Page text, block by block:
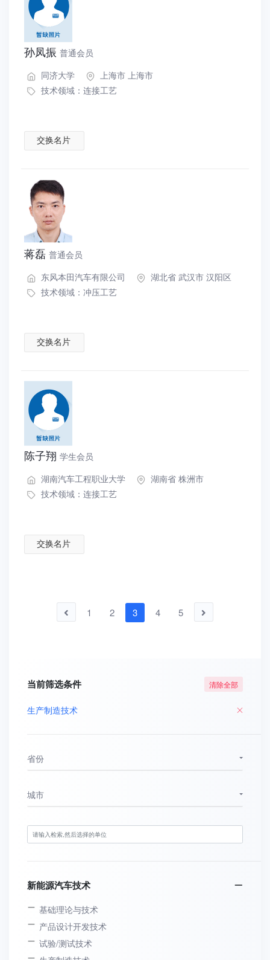
孙凤振 普通会员
同济大学
上海市 上海市
技术领域： 连接工艺
交换名片
蒋磊 普通会员
东风本田汽车有限公司
湖北省 武汉市 汉阳区
技术领域： 冲压工艺
交换名片
陈子翔 学生会员
湖南汽车工程职业大学
湖南省 株洲市
技术领域： 连接工艺
交换名片
1 2 3 4 5
当前筛选条件 清除全部
生产制造技术
省份
城市
新能源汽车技术
基础理论与技术
产品设计开发技术
试验/测试技术